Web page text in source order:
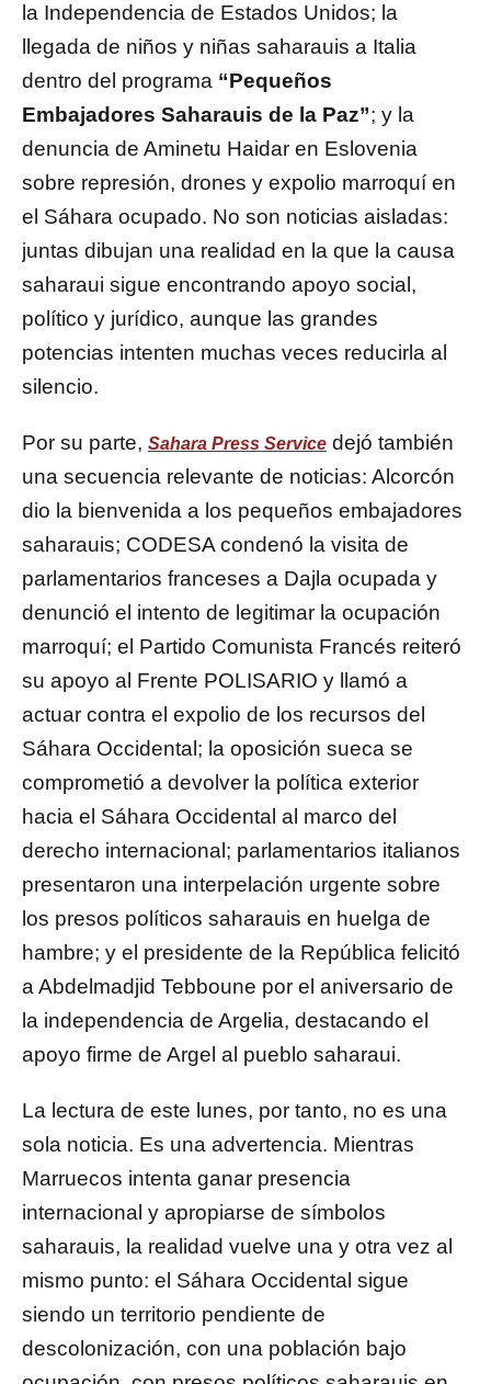
la Independencia de Estados Unidos; la
llegada de niños y niñas saharauis a Italia
dentro del programa “Pequeños
Embajadores Saharauis de la Paz”; y la
denuncia de Aminetu Haidar en Eslovenia
sobre represión, drones y expolio marroquí en
el Sáhara ocupado. No son noticias aisladas:
juntas dibujan una realidad en la que la causa
saharaui sigue encontrando apoyo social,
político y jurídico, aunque las grandes
potencias intenten muchas veces reducirla al
silencio.
Por su parte, Sahara Press Service dejó también
una secuencia relevante de noticias: Alcorcón
dio la bienvenida a los pequeños embajadores
saharauis; CODESA condenó la visita de
parlamentarios franceses a Dajla ocupada y
denunció el intento de legitimar la ocupación
marroquí; el Partido Comunista Francés reiteró
su apoyo al Frente POLISARIO y llamó a
actuar contra el expolio de los recursos del
Sáhara Occidental; la oposición sueca se
comprometió a devolver la política exterior
hacia el Sáhara Occidental al marco del
derecho internacional; parlamentarios italianos
presentaron una interpelación urgente sobre
los presos políticos saharauis en huelga de
hambre; y el presidente de la República felicitó
a Abdelmadjid Tebboune por el aniversario de
la independencia de Argelia, destacando el
apoyo firme de Argel al pueblo saharaui.
La lectura de este lunes, por tanto, no es una
sola noticia. Es una advertencia. Mientras
Marruecos intenta ganar presencia
internacional y apropiarse de símbolos
saharauis, la realidad vuelve una y otra vez al
mismo punto: el Sáhara Occidental sigue
siendo un territorio pendiente de
descolonización, con una población bajo